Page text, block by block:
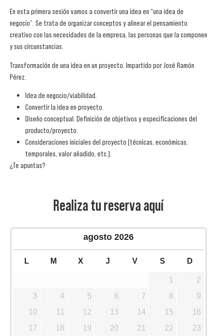
En esta primera sesión vamos a convertir una idea en “una idea de
negocio”. Se trata de organizar conceptos y alinear el pensamiento
creativo con las necesidades de la empresa, las personas que la componen
y sus circunstancias.
Transformación de una idea en un proyecto. Impartido por José Ramón
Pérez.
Idea de negocio/viabilidad.
Convertir la idea en proyecto.
Diseño conceptual. Definición de objetivos y especificaciones del
producto/proyecto.
Consideraciones iniciales del proyecto (técnicas, económicas,
temporales, valor añadido, etc.).
¿Te apuntas?
Realiza tu reserva aquí
agosto 2026
L M X J V S D
1
2
3
4 5 6 7 8
9
10
11 12 13 14 15
16
17
18 19 20 21 22
23